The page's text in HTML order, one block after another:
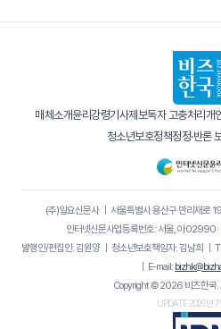
매체소개윤리강령기사제보독자 고충처리 개
청소년보호정책정정·반론
(주)일요신문사｜ 서울특별시 용산구 만리재로
인터넷신문사업등록번호: 서울, 아02990
발행인/편집인: 김원양｜ 청소년보호책임자: 김남희
E-mail:
Copyright © 2026 비즈한국.
UPDATE 2026년 7